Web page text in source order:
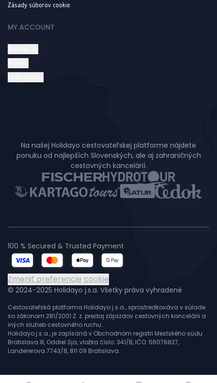
Zásady súborov cookie
MY ACCOUNT
Na našej Holidayo cestovateľskej platforme nájdete
ponuku od najlepších Slovenských, ale aj zahraničných
cestovných kancelárií.
© 2024-2025 Holidayo j.s.a. Všetky práva vyhradené
Cestovateľská platforma Holidayo j.s.a., sprostredkováva v súlade
so zákonom 281/2001 Z. z. predaj zájazdov cestovných kancelárii a
iných služieb cestovného ruchu.
Holidayo j.s.a., je zapísaná v Obchodnom registri Mestského súdu
Bratislava III, Oddiel Sja, vložka číslo: 341/B, IČO: 56076827,
Landererova 7743/8, 811 09 Bratislava.
100 % Secured & Trusted Payment
Zmeniť preferencie cookie